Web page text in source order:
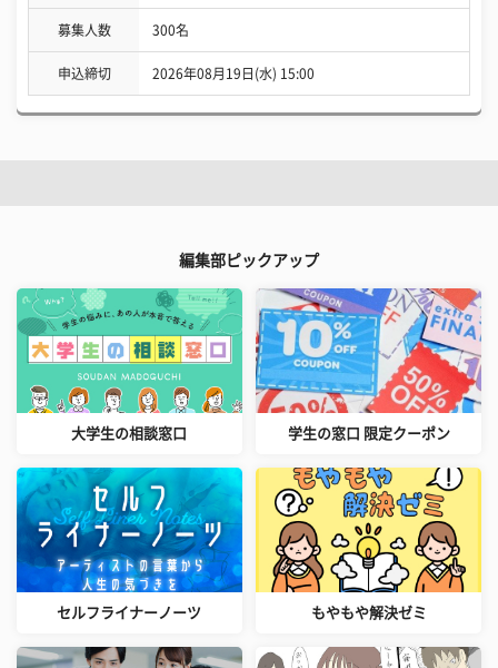
募集人数 300名
申込締切 2026年08月19日(水) 15:00
編集部ピックアップ
大学生の相談窓口 学生の窓口 限定クーポン
セルフライナーノーツ もやもや解決ゼミ